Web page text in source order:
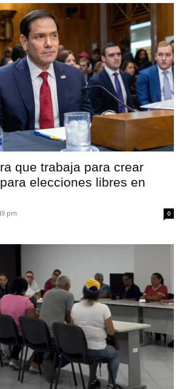
que trabaja para crear
elecciones libres en
pm 0